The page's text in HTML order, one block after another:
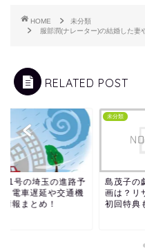
HOME
未分類
服部潤(ナレーター)の結婚した妻
RELATED POST
21号の埼玉の進路予
？電車遅延や交通機
情報まとめ！
未分類
島茂子の
画は？リ
初回特典